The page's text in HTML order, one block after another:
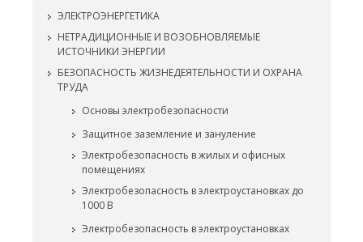
ЭЛЕКТРОЭНЕРГЕТИКА
НЕТРАДИЦИОННЫЕ И ВОЗОБНОВЛЯЕМЫЕ
ИСТОЧНИКИ ЭНЕРГИИ
БЕЗОПАСНОСТЬ ЖИЗНЕДЕЯТЕЛЬНОСТИ И ОХРАНА
ТРУДА
Основы электробезопасности
Защитное заземление и зануление
Электробезопасность в жилых и офисных
помещениях
Электробезопасность в электроустановках до
1000 В
Электробезопасность в электроустановках